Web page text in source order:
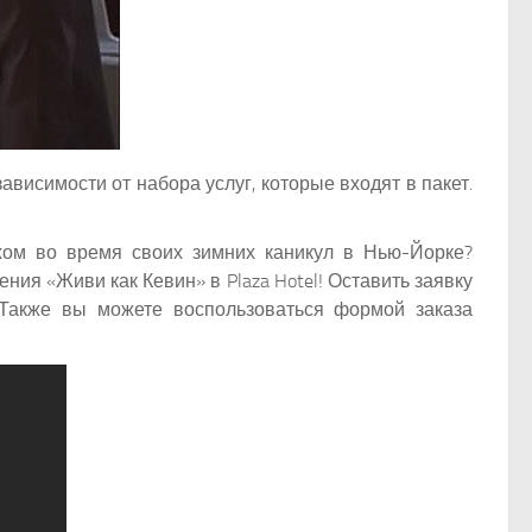
от набора услуг, которые входят в пакет.
во время своих зимних каникул в Нью-Йорке?
«Живи как Кевин» в Plaza Hotel! Оставить заявку
вы можете воспользоваться формой заказа